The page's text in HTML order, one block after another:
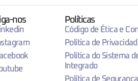
nos Políticas
Código de Ética e
Política de
Política do Sistema
Integrado
Política de